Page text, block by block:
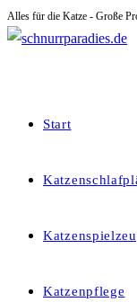
Zum
Inhalt
Alles für die Katze - Große
Start
Katzenpflege